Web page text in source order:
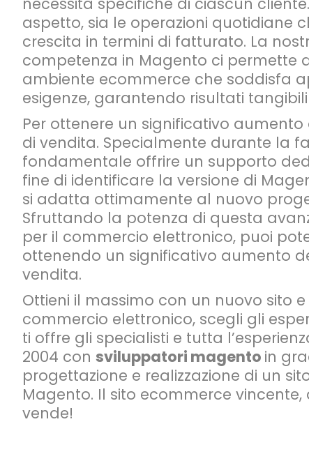
necessità specifiche di ciascun
aspetto, sia le operazioni quotidiane
crescita in termini di fatturato. La
competenza in Magento ci permette
ambiente ecommerce che soddisfa
esigenze, garantendo risultati
Per ottenere un significativo
di vendita. Specialmente durante la
fondamentale offrire un supporto
fine di identificare la versione di
si adatta ottimamente al nuovo
Sfruttando la potenza di questa
per il commercio elettronico, puoi
ottenendo un significativo aumento
vendita.
Ottieni il massimo con un nuovo sito
commercio elettronico, scegli gli
ti offre gli specialisti e tutta
2004 con sviluppatori magento in
progettazione e realizzazione di un
Magento. Il sito ecommerce vincente,
vende!